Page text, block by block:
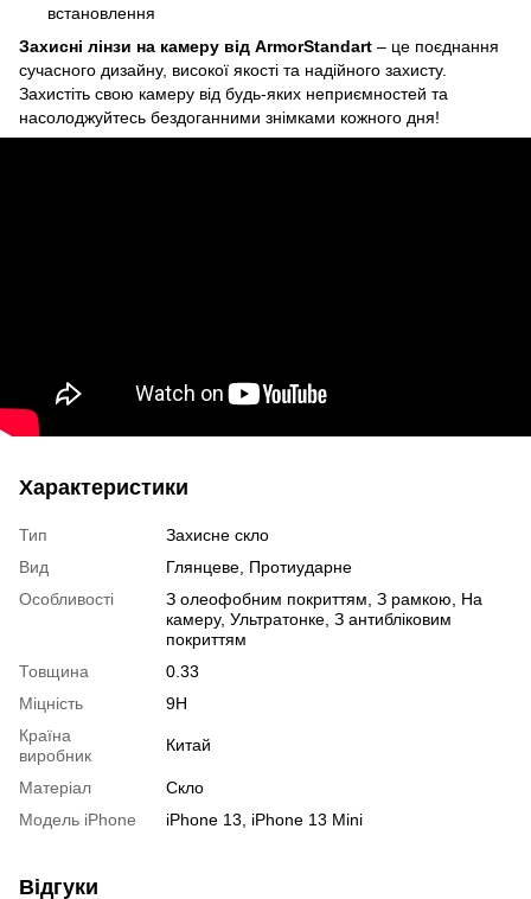
встановлення
Захисні лінзи на камеру від ArmorStandart – це поєднання
сучасного дизайну, високої якості та надійного захисту.
Захистіть свою камеру від будь-яких неприємностей та
насолоджуйтесь бездоганними знімками кожного дня!
Характеристики
Тип
Захисне скло
Вид
Глянцеве, Протиударне
Особливості
З олеофобним покриттям, З рамкою, На
камеру, Ультратонке, З антибліковим
покриттям
Товщина
0.33
Міцність
9H
Країна
виробник
Китай
Матеріал
Скло
Модель iPhone
iPhone 13, iPhone 13 Mini
Відгуки